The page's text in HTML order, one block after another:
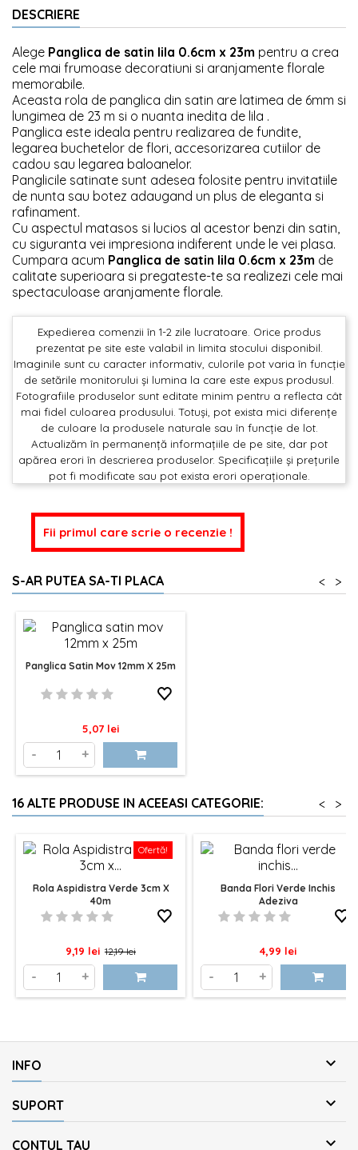
DESCRIERE
Alege Panglica de satin lila 0.6cm x 23m pentru a crea
cele mai frumoase decoratiuni si aranjamente florale
memorabile.
Aceasta rola de panglica din satin are latimea de 6mm si
lungimea de 23 m si o nuanta inedita de lila .
Panglica este ideala pentru realizarea de fundite,
legarea buchetelor de flori, accesorizarea cutiilor de
cadou sau legarea baloanelor.
Panglicile satinate sunt adesea folosite pentru invitatiile
de nunta sau botez adaugand un plus de eleganta si
rafinament.
Cu aspectul matasos si lucios al acestor benzi din satin,
cu siguranta vei impresiona indiferent unde le vei plasa.
Cumpara acum Panglica de satin lila 0.6cm x 23m de
calitate superioara si pregateste-te sa realizezi cele mai
spectaculoase aranjamente florale.
Expedierea comenzii în 1-2 zile lucratoare. Orice produs
prezentat pe site este valabil in limita stocului disponibil.
Imaginile sunt cu caracter informativ, culorile pot varia în funcție
de setările monitorului și lumina la care este expus produsul.
Fotografiile produselor sunt editate minim pentru a reflecta cât
mai fidel culoarea produsului. Totuși, pot exista mici diferențe
de culoare la produsele naturale sau în funcție de lot.
Actualizăm în permanență informațiile de pe site, dar pot
apărea erori în descrierea produselor. Specificațiile și prețurile
pot fi modificate sau pot exista erori operaționale.
Fii primul care scrie o recenzie !
S-AR PUTEA SA-TI PLACA >
<
Panglica Satin Mov 12mm X 25m
Pret
5,07 lei
- +
16 ALTE PRODUSE IN ACEEASI CATEGORIE: >
<
Ofertă!
Rola Aspidistra Verde 3cm X
40m
Pret
9,19 lei Pret
baza
12,19 lei
- +
Banda Flori Verde Inchis
Adeziva
Pret
4,99 lei
- +
INFO 
SUPORT 
CONTUL TAU 